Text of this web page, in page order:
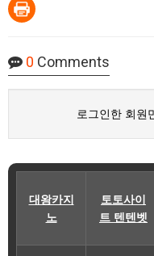
0 Comments
로그인한 회원
대왕카지
노
토토사이
트 텐텐벳